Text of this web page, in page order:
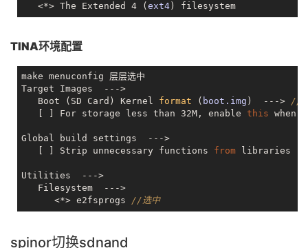
   <*> The Extended 4 (
ext4
TINA环境配置
make menuconfig 层层选中
Target Images  --->
   Boot (SD Card)
Kernel format ( boot.img )  ---> //
   [ ] For storage less than 32M, enable
this when
Global build settings  --->
   [ ] Strip unnecessary functions
from libraries
Utilities  --->
   Filesystem  --->
      <*> e2fsprogs
//选中
spinor切换sdnand